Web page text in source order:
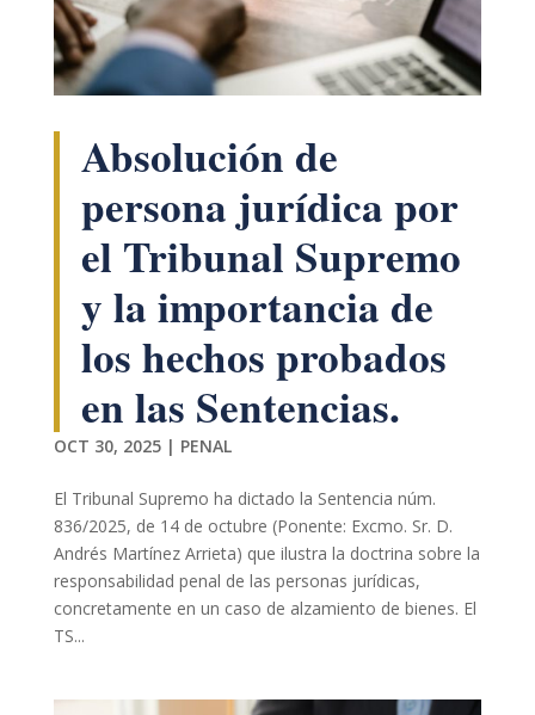
Absolución de
persona jurídica por
el Tribunal Supremo
y la importancia de
los hechos probados
en las Sentencias.
OCT 30, 2025| PENAL
El Tribunal Supremo ha dictado la Sentencia núm.
836/2025, de 14 de octubre (Ponente: Excmo. Sr. D.
Andrés Martínez Arrieta) que ilustra la doctrina sobre la
responsabilidad penal de las personas jurídicas,
concretamente en un caso de alzamiento de bienes. El
TS...
cookies no
son
Son
necesarias
para que
Para que